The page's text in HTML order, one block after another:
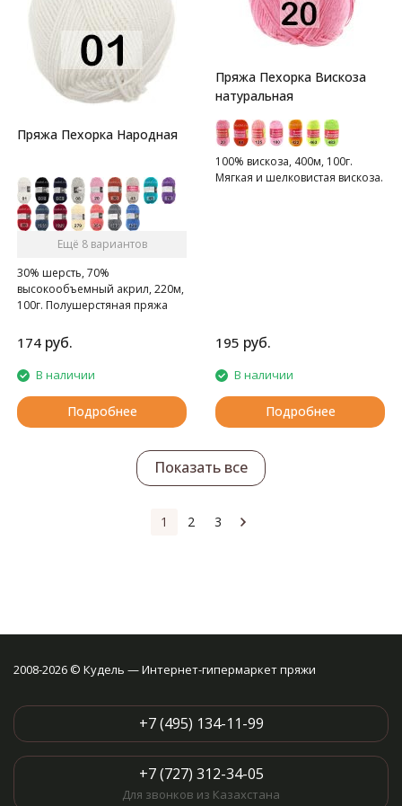
Пряжа Пехорка Народная
Ещё 8 вариантов
30% шерсть, 70%
высокообъемный акрил, 220м,
100г. Полушерстяная пряжа
174 руб.
В наличии
Подробнее
Пряжа Пехорка Вискоза
натуральная
100% вискоза, 400м, 100г.
Мягкая и шелковистая вискоза.
195 руб.
В наличии
Подробнее
Показать все
1 2 3
2008-2026 © Кудель — Интернет-гипермаркет пряжи
+7 (495) 134-11-99
+7 (727) 312-34-05
Для звонков из Казахстана